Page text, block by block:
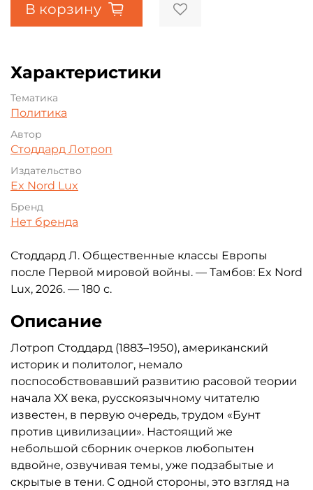
В корзину
Характеристики
Тематика
Политика
Автор
Стоддард Лотроп
Издательство
Ex Nord Lux
Бренд
Нет бренда
Стоддард Л. Общественные классы Европы
после Первой мировой войны. — Тамбов: Ex Nord
Lux, 2026. — 180 с.
Описание
Лотроп Стоддард (1883–1950), американский
историк и политолог, немало
поспособствовавший развитию расовой теории
начала ХХ века, русскоязычному читателю
известен, в первую очередь, трудом «Бунт
против цивилизации». Настоящий же
небольшой сборник очерков любопытен
вдвойне, озвучивая темы, уже подзабытые и
скрытые в тени. С одной стороны, это взгляд на